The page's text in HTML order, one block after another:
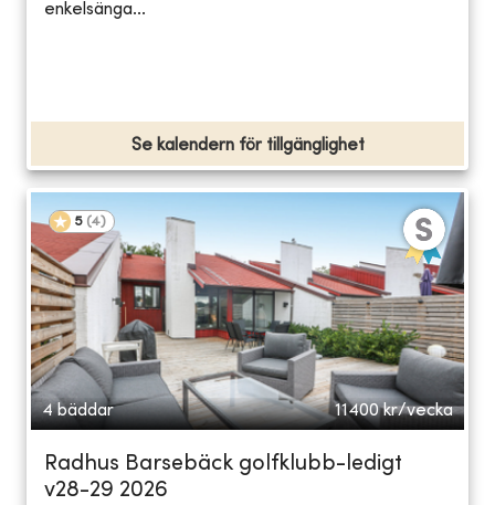
enkelsänga...
Se kalendern för tillgänglighet
5 (4)
4 bäddar 11400 kr/vecka
Radhus Barsebäck golfklubb-ledigt
v28-29 2026